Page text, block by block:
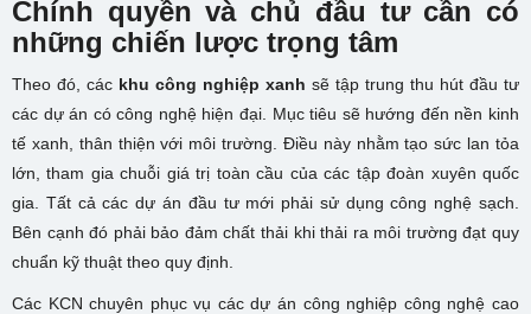
Chính quyền và chủ đầu tư cần có
những chiến lược trọng tâm
Theo đó, các khu công nghiệp xanh sẽ tập trung thu hút đầu tư
các dự án có công nghệ hiện đại. Mục tiêu sẽ hướng đến nền kinh
tế xanh, thân thiện với môi trường. Điều này nhằm tạo sức lan tỏa
lớn, tham gia chuỗi giá trị toàn cầu của các tập đoàn xuyên quốc
gia. Tất cả các dự án đầu tư mới phải sử dụng công nghệ sạch.
Bên cạnh đó phải bảo đảm chất thải khi thải ra môi trường đạt quy
chuẩn kỹ thuật theo quy định.
Các KCN chuyên phục vụ các dự án công nghiệp công nghệ cao